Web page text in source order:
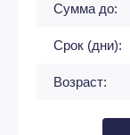
Сумма до:
Срок (дни):
Возраст: